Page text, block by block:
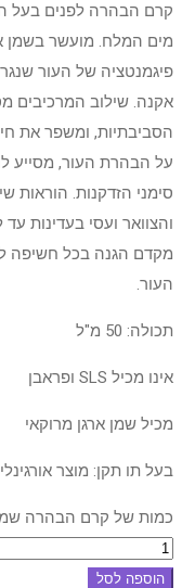
קרם הבהרה לפנים בעל
מים המלח. מועשר בשמן
פיגמנטציה של העור
אקנה. שילוב המרכיבים
הסביבתיות, ומשפר את
על הבהרת העור, מסייע
סימני הזדקנות. הוראות
והצוואר ועסי בעדינות
מקדם הגנה בכל חשיפה
העור.
תכולה: 50 מ"ל
אינו מכיל SLS ופראבן
מכיל שמן ארגן מרוקאי
בעל תו תקן: מוצר
כמות של קרם הבהרה שמן
הוספה לסל